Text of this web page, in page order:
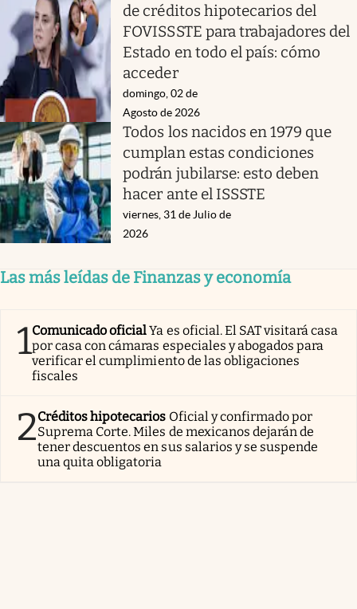
de créditos hipotecarios del
FOVISSSTE para trabajadores del
Estado en todo el país: cómo
acceder
domingo, 02 de
Agosto de 2026
Todos los nacidos en 1979 que
cumplan estas condiciones
podrán jubilarse: esto deben
hacer ante el ISSSTE
viernes, 31 de Julio de
2026
Las más leídas de Finanzas y economía
1Comunicado oficialYa es oficial. El SAT visitará casa
por casa con cámaras especiales y abogados para
verificar el cumplimiento de las obligaciones
fiscales
2Créditos hipotecarios Oficial y confirmado por
Suprema Corte. Miles de mexicanos dejarán de
tener descuentos en sus salarios y se suspende
una quita obligatoria